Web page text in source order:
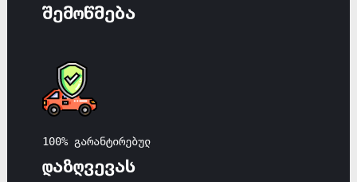
შემოწმება
100% გარანტირებულ
დაზღვევას